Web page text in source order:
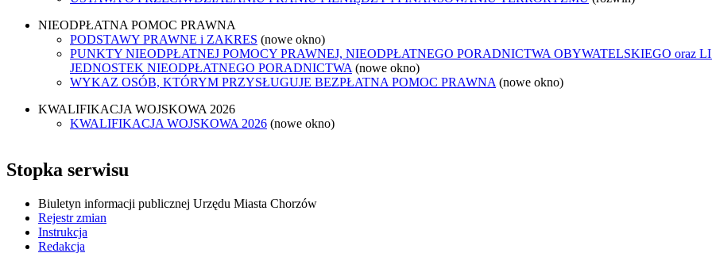
NIEODPŁATNA POMOC PRAWNA
PODSTAWY PRAWNE i ZAKRES (nowe okno)
PUNKTY NIEODPŁATNEJ POMOCY PRAWNEJ, NIEODPŁATNEGO PORADNICTWA OBYWATELSKIEGO oraz
JEDNOSTEK NIEODPŁATNEGO PORADNICTWA (nowe okno)
WYKAZ OSÓB, KTÓRYM PRZYSŁUGUJE BEZPŁATNA POMOC PRAWNA (nowe okno)
KWALIFIKACJA WOJSKOWA 2026
KWALIFIKACJA WOJSKOWA 2026 (nowe okno)
Stopka serwisu
Biuletyn informacji publicznej Urzędu Miasta Chorzów
Rejestr zmian
Instrukcja
Redakcja